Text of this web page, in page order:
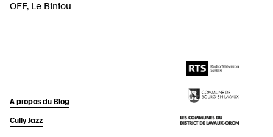
OFF, Le Biniou
A propos du Blog
Cully Jazz